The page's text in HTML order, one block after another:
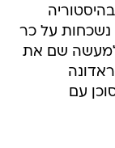
בהיסטוריה
נשכחות על כר
שם את
עם